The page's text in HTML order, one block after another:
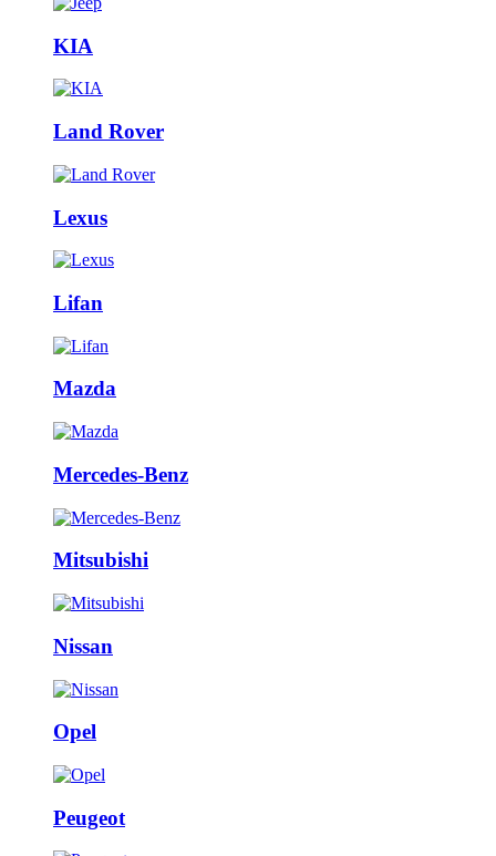
KIA
Land Rover
Lexus
Lifan
Mazda
Mercedes-Benz
Mitsubishi
Nissan
Opel
Peugeot